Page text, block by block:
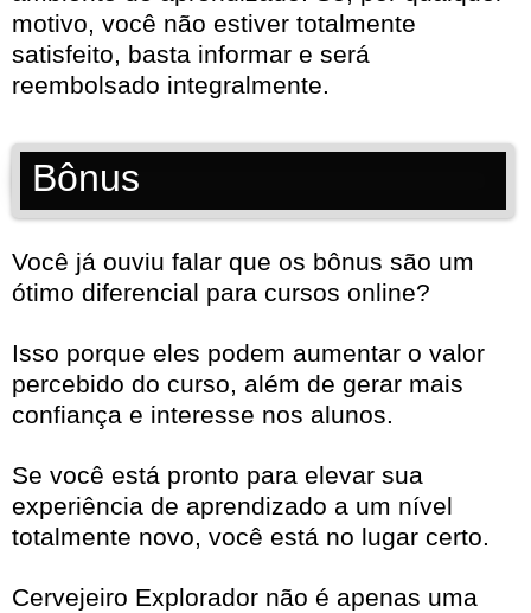
motivo, você não estiver totalmente
satisfeito, basta informar e será
reembolsado integralmente.
Bônus
Você já ouviu falar que os bônus são um
ótimo diferencial para cursos online?
Isso porque eles podem aumentar o valor
percebido do curso, além de gerar mais
confiança e interesse nos alunos.
Se você está pronto para elevar sua
experiência de aprendizado a um nível
totalmente novo, você está no lugar certo.
Cervejeiro Explorador não é apenas uma